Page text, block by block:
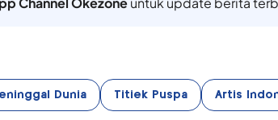
Dunia Titiek Puspa Artis